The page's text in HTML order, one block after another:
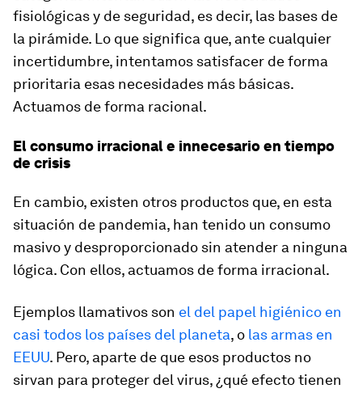
fisiológicas y de seguridad, es decir, las bases de
la pirámide. Lo que significa que, ante cualquier
incertidumbre, intentamos satisfacer de forma
prioritaria esas necesidades más básicas.
Actuamos de forma racional.
El consumo irracional e innecesario en tiempo
de crisis
En cambio, existen otros productos que, en esta
situación de pandemia, han tenido un consumo
masivo y desproporcionado sin atender a ninguna
lógica. Con ellos, actuamos de forma irracional.
Ejemplos llamativos son el del papel higiénico en
casi todos los países del planeta, o las armas en
EEUU. Pero, aparte de que esos productos no
sirvan para proteger del virus, ¿qué efecto tienen